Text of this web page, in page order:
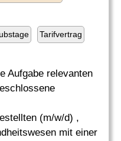
Tarifvertrag
Aufgabe relevanten
(m/w/d) ,
mit einer